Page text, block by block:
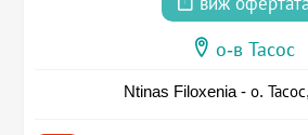
о-в Тасос
Ntinas Filoxenia - о.